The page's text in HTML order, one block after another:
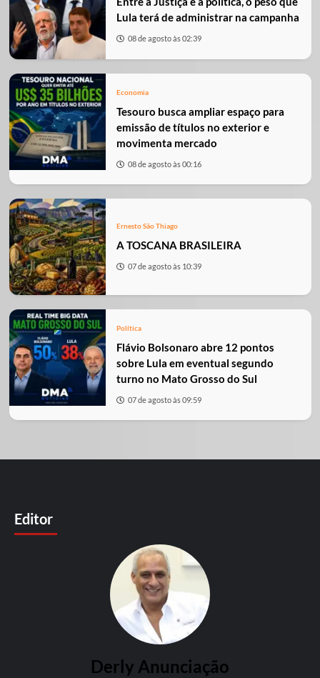
Lula terá de administrar na campanha
08 de agosto às 02:39
Economia
Tesouro busca ampliar espaço para
emissão de títulos no exterior e
movimenta mercado
08 de agosto às 00:16
Ernesto São Thiago
A TOSCANA BRASILEIRA
07 de agosto às 10:39
Política
Flávio Bolsonaro abre 12 pontos
sobre Lula em eventual segundo
turno no Mato Grosso do Sul
07 de agosto às 09:59
Editor
Derly Anunciação